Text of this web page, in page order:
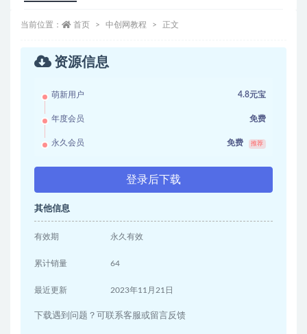
当前位置： 首页 中创网教程 正文
资源信息
萌新用户 4.8元宝
年度会员 免费
永久会员 免费 推荐
登录后下载
其他信息
有效期 永久有效
累计销量 64
最近更新 2023年11月21日
下载遇到问题？可联系客服或留言反馈